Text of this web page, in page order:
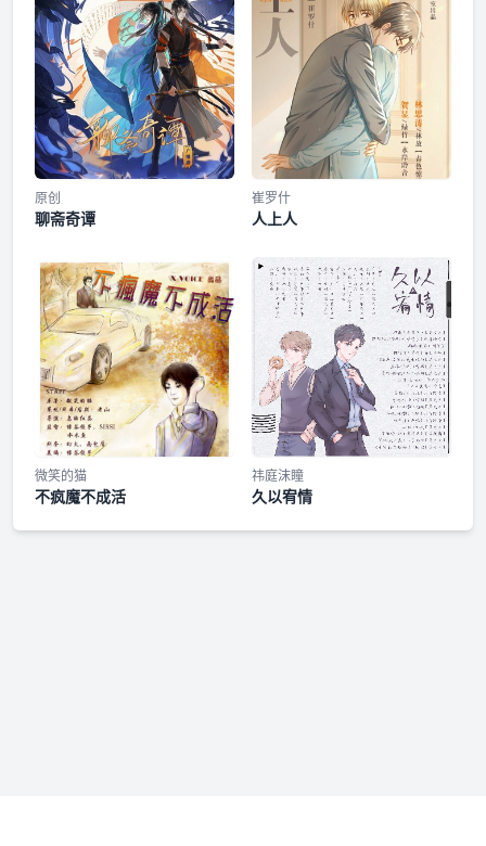
原创
聊斋奇谭
崔罗什
人上人
微笑的猫
不疯魔不成活
祎庭沫瞳
久以宥情